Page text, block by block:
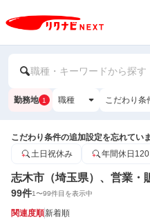
職種・キーワードから探す
勤務地 1 職種 こだわり条
こだわり条件の追加設定を忘れてい
土日祝休み
年間休日
志木市（埼玉県）、営業・
99件1〜99件目を表示中
関連度順新着順